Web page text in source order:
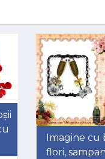
Imagine
flori,